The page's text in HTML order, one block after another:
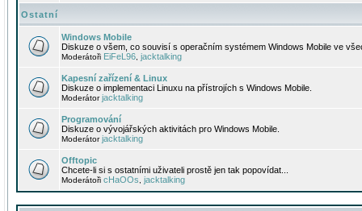
Ostatní
Windows Mobile
Diskuze o všem, co souvisí s operačním systémem Windows Mobile ve
Moderátoři EiFeL96 jacktalking
Kapesní zařízení & Linux
Diskuze o implementaci Linuxu na přístrojích s Windows Mobile.
Moderátorjacktalking
Programování
Diskuze o vývojářských aktivitách pro Windows Mobile.
Moderátorjacktalking
Offtopic
Chcete-li si s ostatními uživateli prostě jen tak popovídat...
Moderátoři cHaOOs jacktalking